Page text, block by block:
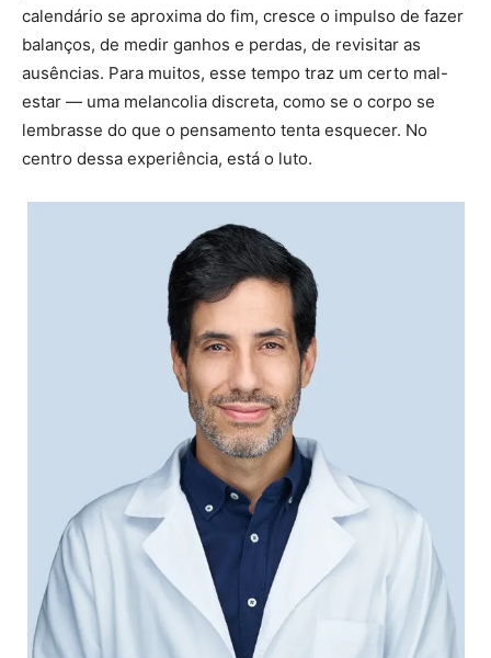
calendário se aproxima do fim, cresce o impulso de fazer
balanços, de medir ganhos e perdas, de revisitar as
ausências. Para muitos, esse tempo traz um certo mal-
estar — uma melancolia discreta, como se o corpo se
lembrasse do que o pensamento tenta esquecer. No
centro dessa experiência, está o luto.